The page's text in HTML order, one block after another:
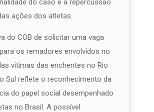
do caso e a repercussão
ações dos atletas.
do COB de solicitar uma vaga
os remadores envolvidos no
vítimas das enchentes no Rio
Sul reflete o reconhecimento da
do papel social desempenhado
no Brasil. A possível